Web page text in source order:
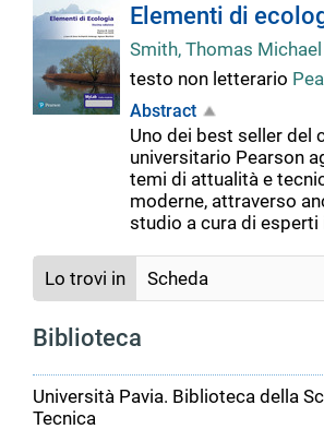
Dettaglio
del
documento
Elementi di
Smith, Thomas Michael
testo non letterario
Abstract
Uno dei best seller del
universitario Pearson
temi di attualità e
moderne, attraverso
studio a cura di esperti
Lo trovi in Scheda
Biblioteca
Università Pavia. Biblioteca della
Tecnica